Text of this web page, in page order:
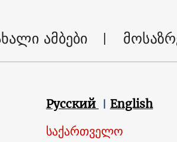
ამბები
Русский English
საქართველო